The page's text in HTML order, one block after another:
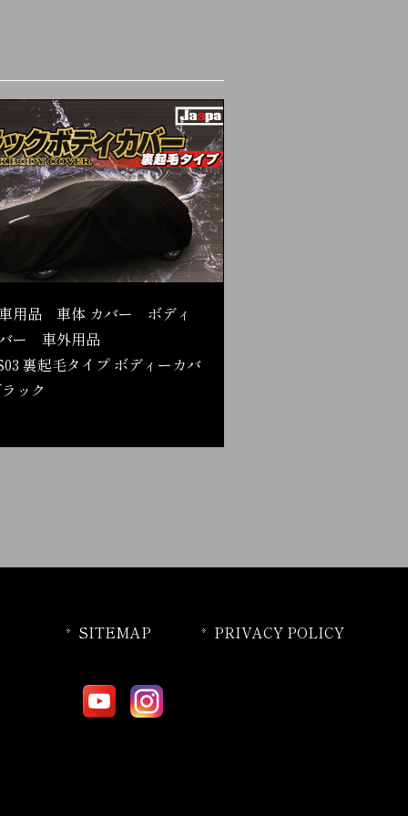
用品 車体 カバー ボディ
ー 車外用品
裏起毛タイプ ボディーカバ
ック
SITEMAP PRIVACY POLICY